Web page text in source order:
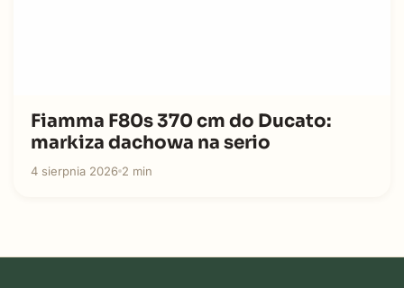
Fiamma F80s 370 cm do Ducato:
markiza dachowa na serio
4 sierpnia 2026 2 min